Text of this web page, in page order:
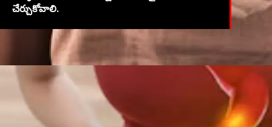
చేర్చుకోవాలి.